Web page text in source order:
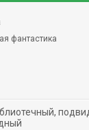
фантастика